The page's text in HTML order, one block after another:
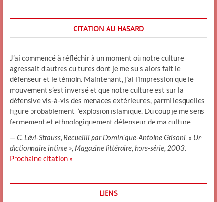
CITATION AU HASARD
J’ai commencé à réfléchir à un moment où notre culture
agressait d’autres cultures dont je me suis alors fait le
défenseur et le témoin. Maintenant, j’ai l’impression que le
mouvement s’est inversé et que notre culture est sur la
défensive vis-à-vis des menaces extérieures, parmi lesquelles
figure probablement l’explosion islamique. Du coup je me sens
fermement et ethnologiquement défenseur de ma culture
—C. Lévi-Strauss, Recueilli par Dominique-Antoine Grisoni, « Un
dictionnaire intime », Magazine littéraire, hors-série, 2003.
Prochaine citation »
LIENS